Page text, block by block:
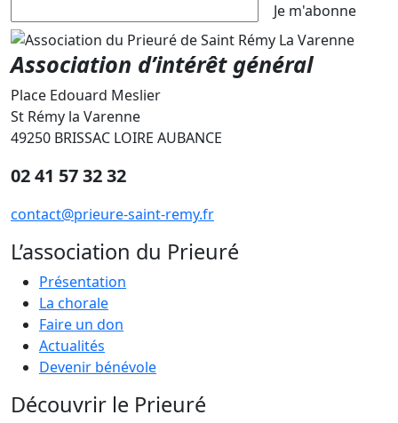
Je m'abonne
Association d’intérêt général
Place Edouard Meslier
St Rémy la Varenne
49250 BRISSAC LOIRE AUBANCE
02 41 57 32 32
contact@prieure-saint-remy.fr
L’association du Prieuré
Présentation
La chorale
Faire un don
Actualités
Devenir bénévole
Découvrir le Prieuré